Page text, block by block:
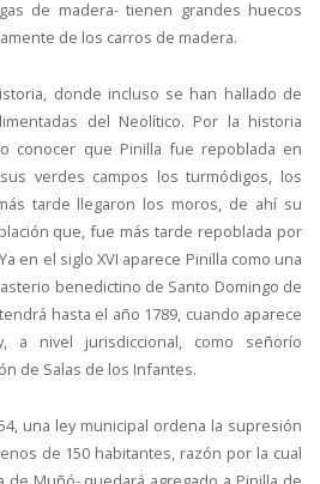
de madera- tienen grandes huecos
de los carros de madera.
donde incluso se han hallado de
del Neolítico. Por la historia
conocer que Pinilla fue repoblada en
verdes campos los turmódigos, los
tarde llegaron los moros, de ahí su
que, fue más tarde repoblada por
en el siglo XVI aparece Pinilla como una
benedictino de Santo Domingo de
hasta el año 1789, cuando aparece
a nivel jurisdiccional, como señorío
de Salas de los Infantes.
una ley municipal ordena la supresión
de 150 habitantes, razón por la cual